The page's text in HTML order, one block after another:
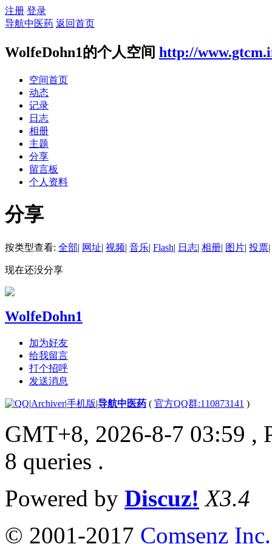
注册 登录
导航中医药 返回首页
WolfeDohn1的个人空间 http://
空间首页
动态
记录
日志
相册
主题
分享
留言板
个人资料
分享
按类型查看: 全部| 网址| 视频| 音乐| Flash| 日志| 相册| 图片| 投票|
现在还没分享
WolfeDohn1
加为好友
给我留言
打个招呼
发送消息
|Archiver|手机版|导航中医药 ( 官方QQ群:110873141 )
GMT+8, 2026-8-7 03:59 ,
8 queries .
Powered by Discuz! X3.4
© 2001-2017 Comsenz Inc.